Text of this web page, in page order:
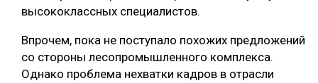
высококлассных специалистов.
Впрочем, пока не поступало похожих предложений
со стороны лесопромышленного комплекса.
Однако проблема нехватки кадров в отрасли